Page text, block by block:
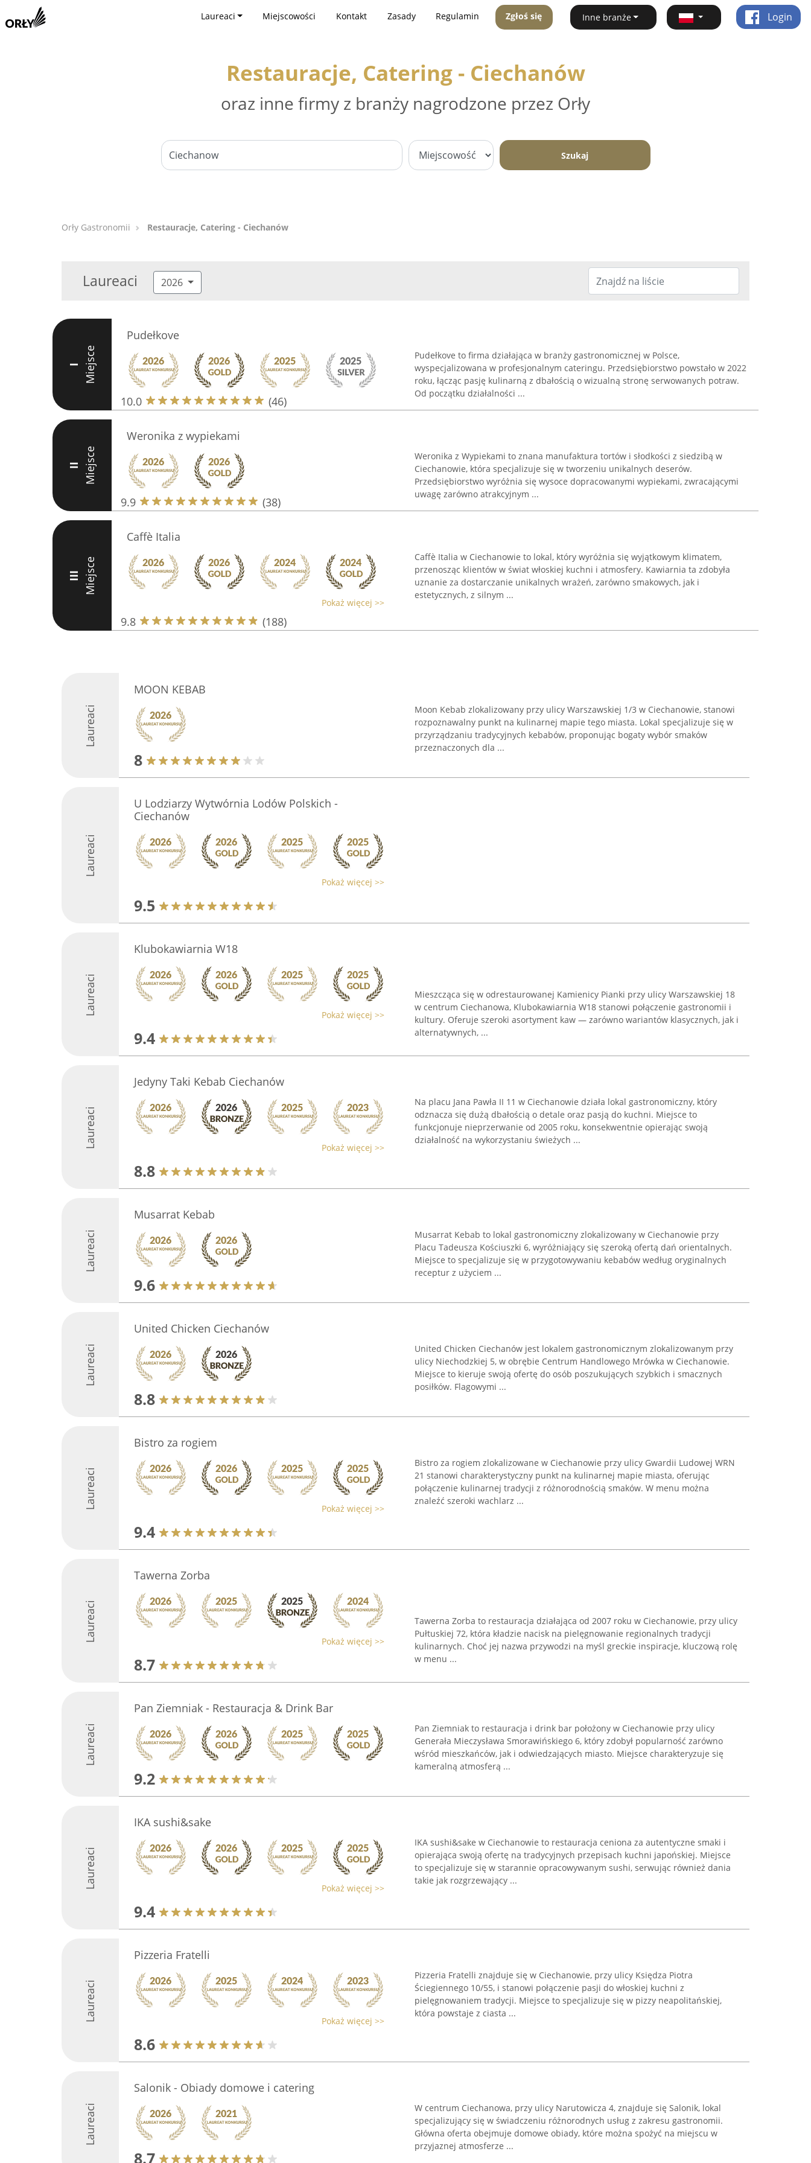
Laureaci Miejscowości Kontakt Zasady Regulamin Zgłoś się Inne branże Login
Restauracje, Catering - Ciechanów
oraz inne firmy z branży nagrodzone przez Orły
Szukaj
Orły Gastronomii Restauracje, Catering - Ciechanów
Laureaci 2026
I Miejsce
Pudełkove
10.0 (46)
Pudełkove to firma działająca w branży gastronomicznej w Polsce,
wyspecjalizowana w profesjonalnym cateringu. Przedsiębiorstwo powstało w 2022
roku, łącząc pasję kulinarną z dbałością o wizualną stronę serwowanych potraw.
Od początku działalności ...
II Miejsce
Weronika z wypiekami
9.9 (38)
Weronika z Wypiekami to znana manufaktura tortów i słodkości z siedzibą w
Ciechanowie, która specjalizuje się w tworzeniu unikalnych deserów.
Przedsiębiorstwo wyróżnia się wysoce dopracowanymi wypiekami, zwracającymi
uwagę zarówno atrakcyjnym ...
III Miejsce
Caffè Italia
Pokaż więcej >>
9.8 (188)
Caffè Italia w Ciechanowie to lokal, który wyróżnia się wyjątkowym klimatem,
przenosząc klientów w świat włoskiej kuchni i atmosfery. Kawiarnia ta zdobyła
uznanie za dostarczanie unikalnych wrażeń, zarówno smakowych, jak i
estetycznych, z silnym ...
Laureaci
MOON KEBAB
8
Moon Kebab zlokalizowany przy ulicy Warszawskiej 1/3 w Ciechanowie, stanowi
rozpoznawalny punkt na kulinarnej mapie tego miasta. Lokal specjalizuje się w
przyrządzaniu tradycyjnych kebabów, proponując bogaty wybór smaków
przeznaczonych dla ...
Laureaci
U Lodziarzy Wytwórnia Lodów Polskich -
Ciechanów
Pokaż więcej >>
9.5
Laureaci
Klubokawiarnia W18
Pokaż więcej >>
9.4
Mieszcząca się w odrestaurowanej Kamienicy Pianki przy ulicy Warszawskiej 18
w centrum Ciechanowa, Klubokawiarnia W18 stanowi połączenie gastronomii i
kultury. Oferuje szeroki asortyment kaw — zarówno wariantów klasycznych, jak i
alternatywnych, ...
Laureaci
Jedyny Taki Kebab Ciechanów
Pokaż więcej >>
8.8
Na placu Jana Pawła II 11 w Ciechanowie działa lokal gastronomiczny, który
odznacza się dużą dbałością o detale oraz pasją do kuchni. Miejsce to
funkcjonuje nieprzerwanie od 2005 roku, konsekwentnie opierając swoją
działalność na wykorzystaniu świeżych ...
Laureaci
Musarrat Kebab
9.6
Musarrat Kebab to lokal gastronomiczny zlokalizowany w Ciechanowie przy
Placu Tadeusza Kościuszki 6, wyróżniający się szeroką ofertą dań orientalnych.
Miejsce to specjalizuje się w przygotowywaniu kebabów według oryginalnych
receptur z użyciem ...
Laureaci
United Chicken Ciechanów
8.8
United Chicken Ciechanów jest lokalem gastronomicznym zlokalizowanym przy
ulicy Niechodzkiej 5, w obrębie Centrum Handlowego Mrówka w Ciechanowie.
Miejsce to kieruje swoją ofertę do osób poszukujących szybkich i smacznych
posiłków. Flagowymi ...
Laureaci
Bistro za rogiem
Pokaż więcej >>
9.4
Bistro za rogiem zlokalizowane w Ciechanowie przy ulicy Gwardii Ludowej WRN
21 stanowi charakterystyczny punkt na kulinarnej mapie miasta, oferując
połączenie kulinarnej tradycji z różnorodnością smaków. W menu można
znaleźć szeroki wachlarz ...
Laureaci
Tawerna Zorba
Pokaż więcej >>
8.7
Tawerna Zorba to restauracja działająca od 2007 roku w Ciechanowie, przy ulicy
Pułtuskiej 72, która kładzie nacisk na pielęgnowanie regionalnych tradycji
kulinarnych. Choć jej nazwa przywodzi na myśl greckie inspiracje, kluczową rolę
w menu ...
Laureaci
Pan Ziemniak - Restauracja & Drink Bar
9.2
Pan Ziemniak to restauracja i drink bar położony w Ciechanowie przy ulicy
Generała Mieczysława Smorawińskiego 6, który zdobył popularność zarówno
wśród mieszkańców, jak i odwiedzających miasto. Miejsce charakteryzuje się
kameralną atmosferą ...
Laureaci
IKA sushi&sake
Pokaż więcej >>
9.4
IKA sushi&sake w Ciechanowie to restauracja ceniona za autentyczne smaki i
opierająca swoją ofertę na tradycyjnych przepisach kuchni japońskiej. Miejsce
to specjalizuje się w starannie opracowywanym sushi, serwując również dania
takie jak rozgrzewający ...
Laureaci
Pizzeria Fratelli
Pokaż więcej >>
8.6
Pizzeria Fratelli znajduje się w Ciechanowie, przy ulicy Księdza Piotra
Ściegiennego 10/55, i stanowi połączenie pasji do włoskiej kuchni z
pielęgnowaniem tradycji. Miejsce to specjalizuje się w pizzy neapolitańskiej,
która powstaje z ciasta ...
Laureaci
Salonik - Obiady domowe i catering
8.7
W centrum Ciechanowa, przy ulicy Narutowicza 4, znajduje się Salonik, lokal
specjalizujący się w świadczeniu różnorodnych usług z zakresu gastronomii.
Główna oferta obejmuje domowe obiady, które można spożyć na miejscu w
przyjaznej atmosferze ...